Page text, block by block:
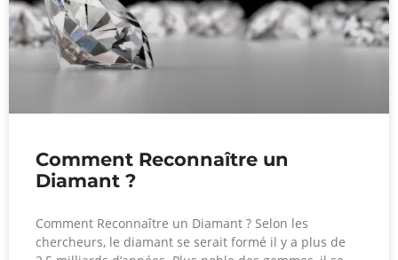
Comment Reconnaître un
Diamant ?
Comment Reconnaître un Diamant ? Selon les
chercheurs, le diamant se serait formé il y a plus de